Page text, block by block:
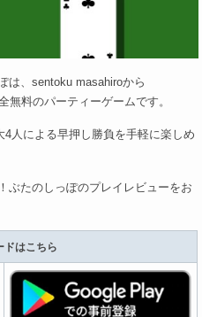
は、sentoku masahiroから
無料のパーティーゲームです。
人による早押し勝負を手軽に楽しめ
ぶたのしっぽのプレイレビューをお
ドはこちら